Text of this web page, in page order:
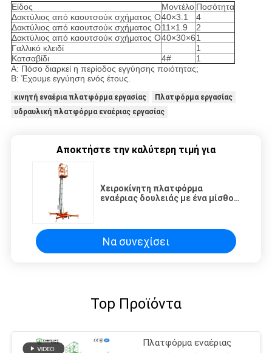
Είδος
Μοντέλο Ποσότητα
Δακτύλιος από καουτσούκ σχήματος O40×3.1
4
Δακτύλιος από καουτσούκ σχήματος O11×1.9
2
Δακτύλιος από καουτσούκ σχήματος O40×30×61
Γαλλικό κλειδί
1
Κατσαβίδι
4#
1
A: Πόσο διαρκεί η περίοδος εγγύησης ποιότητας;
B: Έχουμε εγγύηση ενός έτους.
κινητή εναέρια πλατφόρμα εργασίας
Πλατφόρμα εργασίας
υδραυλική πλατφόρμα εναέριας εργασίας
Αποκτήστε την καλύτερη τιμή για
Χειροκίνητη πλατφόρμα
εναέριας δουλειάς με ένα μίσθο
Να συνεχίσει
Top Προϊόντα
Πλατφόρμα εναέριας